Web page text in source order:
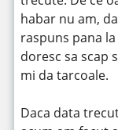
habar nu am,
raspuns pana
doresc sa scap
mi da tarcoale.
Daca data